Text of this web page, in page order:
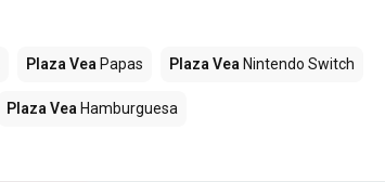
Plaza Vea Papas Plaza Vea Nintendo Switch
Plaza Vea Hamburguesa